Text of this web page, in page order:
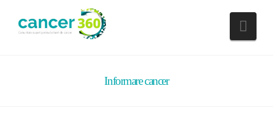
Informare cancer